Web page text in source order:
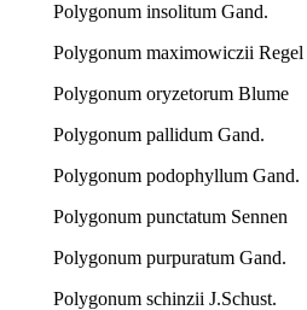
Polygonum insolitum Gand.
Polygonum maximowiczii Regel
Polygonum oryzetorum Blume
Polygonum pallidum Gand.
Polygonum podophyllum Gand.
Polygonum punctatum Sennen
Polygonum purpuratum Gand.
Polygonum schinzii J.Schust.